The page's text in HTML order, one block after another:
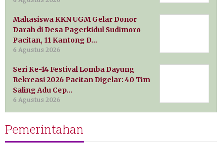
Mahasiswa KKN UGM Gelar Donor
Darah di Desa Pagerkidul Sudimoro
Pacitan, 11 Kantong D…
6 Agustus 2026
Seri Ke-14 Festival Lomba Dayung
Rekreasi 2026 Pacitan Digelar: 40 Tim
Saling Adu Cep…
6 Agustus 2026
Pemerintahan